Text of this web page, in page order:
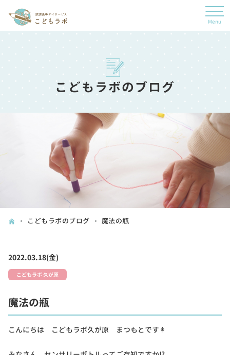
こどもラボのブログ
こどもラボのブログ 魔法の瓶
2022.03.18(金)
こどもラボ 久が原
魔法の瓶
こんにちは こどもラボ久が原 まつもとです👩